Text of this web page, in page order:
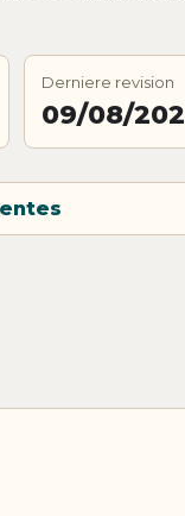
Derniere revision
09/08/